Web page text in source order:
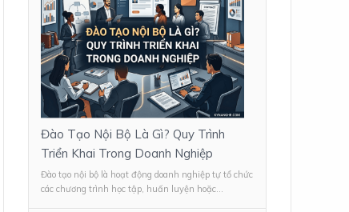
Đào Tạo Nội Bộ Là Gì? Quy Trình
Triển Khai Trong Doanh Nghiệp
Đào tạo nội bộ là hoạt động doanh nghiệp tự tổ chức
các chương trình học tập, huấn luyện hoặc...